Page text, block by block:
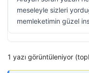
meseleyle sizleri
memleketimin güzel
1 yazı görüntüleniyor